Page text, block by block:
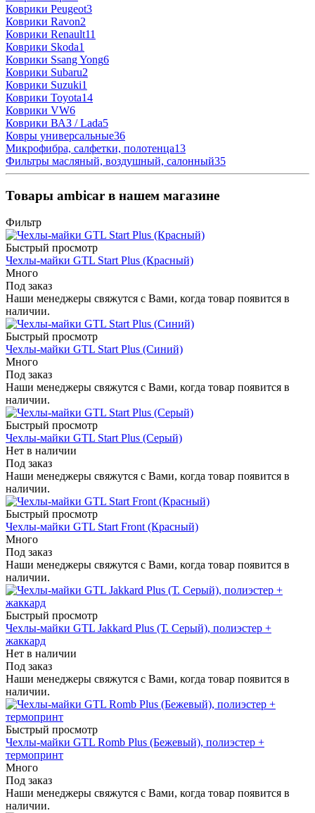
Коврики Peugeot3
Коврики Ravon2
Коврики Renault11
Коврики Skoda1
Коврики Ssang Yong6
Коврики Subaru2
Коврики Suzuki1
Коврики Toyota14
Коврики VW6
Коврики ВАЗ / Lada5
Ковры универсальные36
Микрофибра, салфетки, полотенца13
Фильтры масляный, воздушный, салонный35
Товары ambicar в нашем магазине
Фильтр
Быстрый просмотр
Чехлы-майки GTL Start Plus (Красный)
Много
Под заказ
Наши менеджеры свяжутся с Вами, когда товар появится в
наличии.
Быстрый просмотр
Чехлы-майки GTL Start Plus (Синий)
Много
Под заказ
Наши менеджеры свяжутся с Вами, когда товар появится в
наличии.
Быстрый просмотр
Чехлы-майки GTL Start Plus (Серый)
Нет в наличии
Под заказ
Наши менеджеры свяжутся с Вами, когда товар появится в
наличии.
Быстрый просмотр
Чехлы-майки GTL Start Front (Красный)
Много
Под заказ
Наши менеджеры свяжутся с Вами, когда товар появится в
наличии.
Быстрый просмотр
Чехлы-майки GTL Jakkard Plus (Т. Серый), полиэстер +
жаккард
Нет в наличии
Под заказ
Наши менеджеры свяжутся с Вами, когда товар появится в
наличии.
Быстрый просмотр
Чехлы-майки GTL Romb Plus (Бежевый), полиэстер +
термопринт
Много
Под заказ
Наши менеджеры свяжутся с Вами, когда товар появится в
наличии.